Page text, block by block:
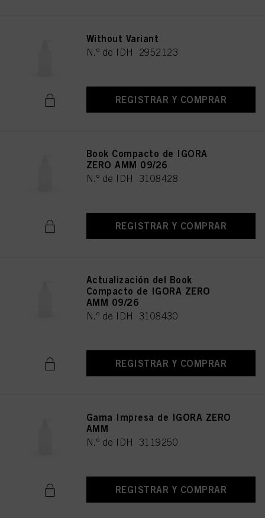
Without Variant
N.º de IDH 2952123
REGISTRAR Y COMPRAR
Book Compacto de IGORA
ZERO AMM 09/26
N.º de IDH 3108428
REGISTRAR Y COMPRAR
Actualización del Book
Compacto de IGORA ZERO
AMM 09/26
N.º de IDH 3108430
REGISTRAR Y COMPRAR
Gama Impresa de IGORA ZERO
AMM
N.º de IDH 3119250
REGISTRAR Y COMPRAR